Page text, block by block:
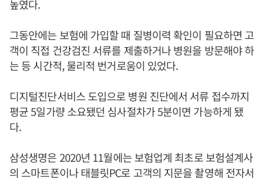
높였다.
그동안에는 보험에 가입할 때 질병이력 확인이 필요하면 고
객이 직접 건강검진 서류를 제출하거나 병원을 방문해야 하
는 등 시간적, 물리적 번거로움이 있었다.
디지털진단서비스 도입으로 병원 진단에서 서류 접수까지
평균 5일가량 소요됐던 심사절차가 5분이면 가능하게 됐
다.
삼성생명은 2020년 11월에는 보험업계 최초로 보험설계사
의 스마트폰이나 태블릿PC로 고객의 지문을 촬영해 전자서